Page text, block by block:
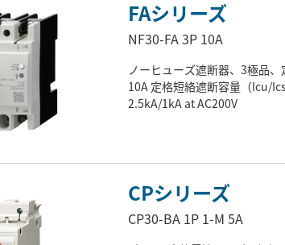
FAシリーズ
NF30-FA 3P 10A
ノーヒューズ遮断器、3極品、
10A 定格短絡遮断容量（Icu/Ics
2.5kA/1kA at AC200V
CPシリーズ
CP30-BA 1P 1-M 5A